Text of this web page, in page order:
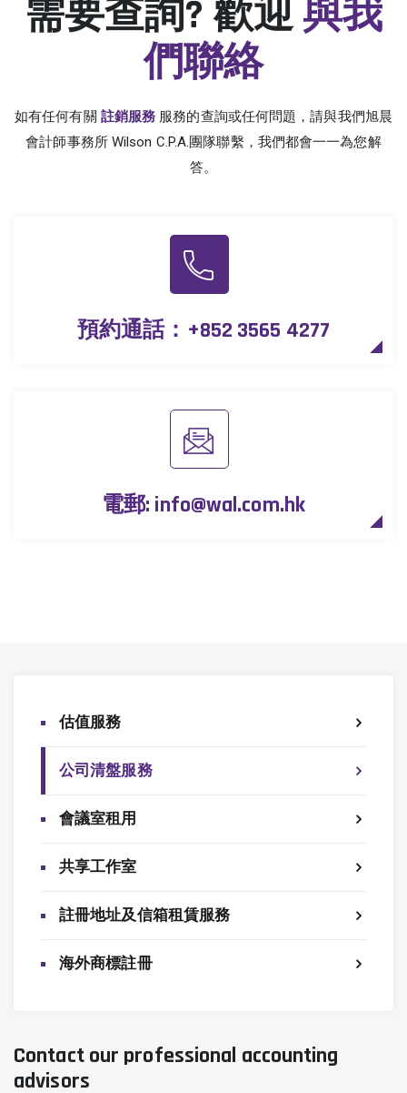
需要查詢? 歡迎與我
們聯絡
如有任何有關 註銷服務 服務的查詢或任何問題，請與我們旭晨
會計師事務所 Wilson C.P.A.團隊聯繫，我們都會一一為您解
答。
預約通話： +852 3565 4277
電郵: info@wal.com.hk
估值服務
公司清盤服務
會議室租用
共享工作室
註冊地址及信箱租賃服務
海外商標註冊
Contact our professional accounting
advisors